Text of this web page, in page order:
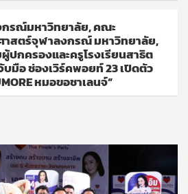
รณ์มหาวิทยาลัย, คณะ
สตร์จุฬาลงกรณ์ มหาวิทยาลัย,
ปกครองและครูโรงเรียนสาธิต
มือ ช่องเวิร์คพอยท์ 23 เปิดตัว
หมอขอชาเลนจ์”